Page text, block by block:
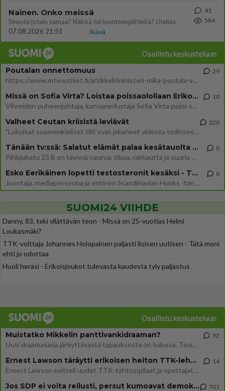
Nainen. Onko meissä
Sinusta jotain samaa? Näköä tai luonteenpiirteitä? Utelias
07.08.2026 21:51
Ikävä
41
584
Osallistu keskusteluun
Poutalan onnettomuus
https://www.mtvuutiset.fi/artikkeli/ministeri-mika-poutala-vakavassa-onnettomuudessa/9375980 Kumma kun jutussa ei manit
29
Missä on Sofia Virta? Loistaa poissaolollaan Erikoisjoukot uudelta kaudelta
Vihreiden puheenjohtaja, kansanedustaja Sofia Virta pääsi otsikoihin, kun tieto hänen osallistumisestaan Erikoisjoukot-k
10
Valheet Ceutan kriisistä leviävät
"Lukuisat suomenkieliset tilit ovat jakaneet videota todisteena siitä, että siirtolaisjoukot aiheuttavat edelleen Ceutas
220
Tänään tv:ssä: Salatut elämät palaa kesätauolta - Tässä hieman juonipaljastuksia
Pihlajakatu 23 B on täynnä naurua, itkua, rakkautta ja suuria salaisuuksia. Suomalaisten yksi pitkäikäisimmistä draamas
0
Esko Eerikäinen lopetti testosteronit kesäksi - Tämä ikävä vaikutus iski heti
Juontaja, mediapersoona ja entinen Scandinavian Hunks -tanssija Esko Eerikäinen on tunnettu avoimuudestaan. Nyt Eerikäi
0
SUOMI24 VIIHDE
Danny, 83, teki yllättävän teon - Missä on 25-vuotias Helmi
Loukasmäki?
TTK-voittaja Johannes Holopainen paljasti iloisen uutisen - Tätä moni
ehti jo odottaa
Huoli heräsi - Erikoisjoukot tulevasta kaudesta tyly paljastus
Osallistu keskusteluun
Muistatko Mikkelin panttivankidraaman?
Uusi draamasarja järkyttävästä tapauksesta on tulossa. Tositapahtumiin perustuva sarja ammentaa vuoden 1986 Mikkelin pan
92
Ernest Lawson täräytti erikoisen heiton TTK-lehdistötilaisuudessa: " Onko tässä tarkoituksena...?"
Ernest Lawson esitteli uudet TTK-tähtioppilaat ja opettajat torstaina 6.8. lehdistölle. Tulevalla kaudella on yksi hausk
14
Jos SDP ei voita reilusti, persut kumoavat demokratian Suomesta 701